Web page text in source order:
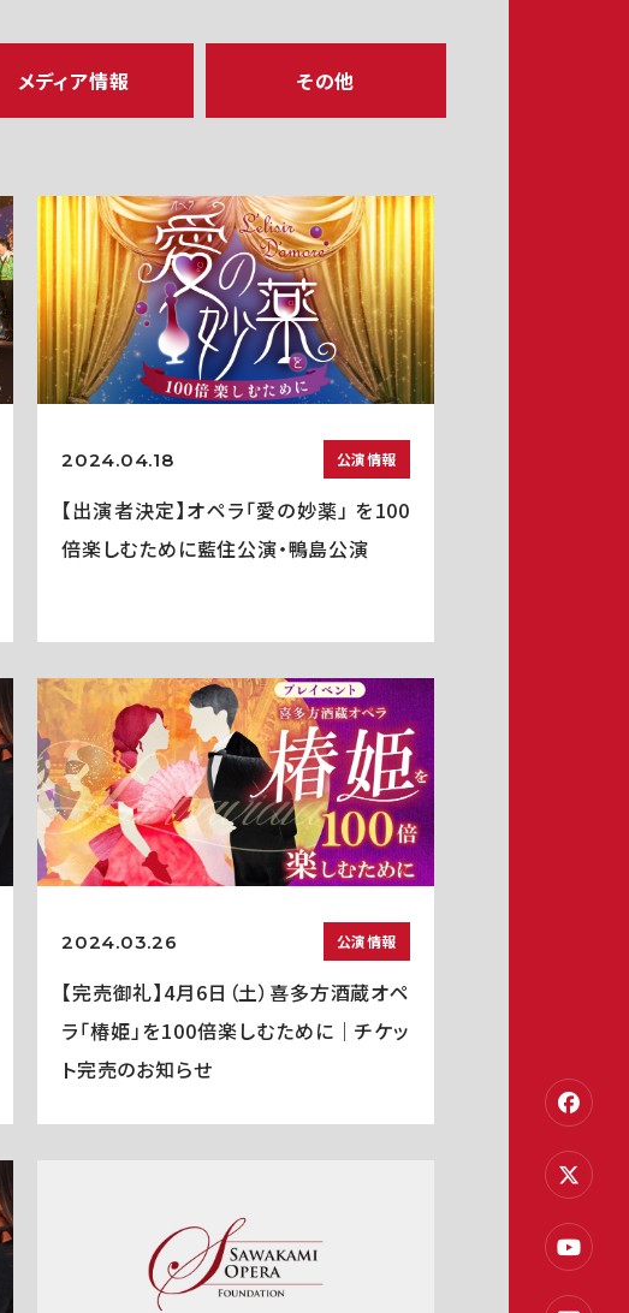
メディア情報 その他
2024.04.18 公演情報
【出演者決定】オペラ「愛の妙薬」 を100
倍楽しむために藍住公演・鴨島公演
2024.03.26 公演情報
【完売御礼】4月6日（土）喜多方酒蔵オペ
ラ「椿姫」を100倍楽しむために｜チケッ
ト完売のお知らせ